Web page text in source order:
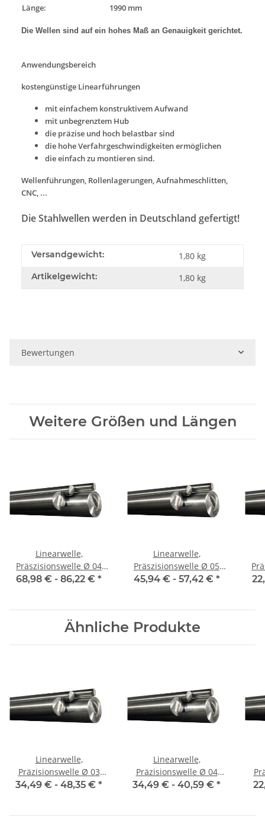
Länge: 1990 mm
Die Wellen sind auf ein hohes Maß an Genauigkeit gerichtet.
Anwendungsbereich
kostengünstige Linearführungen
mit einfachem konstruktivem Aufwand
mit unbegrenztem Hub
die präzise und hoch belastbar sind
die hohe Verfahrgeschwindigkeiten ermöglichen
die einfach zu montieren sind.
Wellenführungen, Rollenlagerungen, Aufnahmeschlitten,
CNC, ...
Die Stahlwellen werden in Deutschland gefertigt!
Versandgewicht: 1,80 kg
Artikelgewicht: 1,80 kg
Bewertungen
Weitere Größen und Längen
Linearwelle,
Präszisionswelle Ø 04
mm, 1990 mm, gehärtet
68,98 € - 86,22 € *
Linearwelle,
Präszisionswelle Ø 05
mm, 1990 mm, gehärtet
45,94 € - 57,42 € *
Ähnliche Produkte
Linearwelle,
Präzisionswelle Ø 03
mm, je m ± 5 mm,
34,49 € - 48,35 € *
Linearwelle,
Präzisionswelle Ø 04
mm, je m ± 5 mm,
34,49 € - 40,59 € *